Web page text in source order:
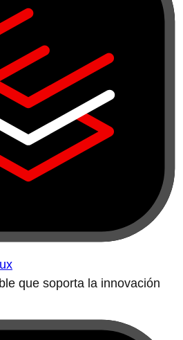
que soporta la innovación